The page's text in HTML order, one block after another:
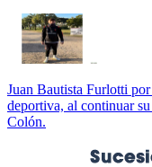
Juan Bautista Furlotti por
deportiva, al continuar
Colón.